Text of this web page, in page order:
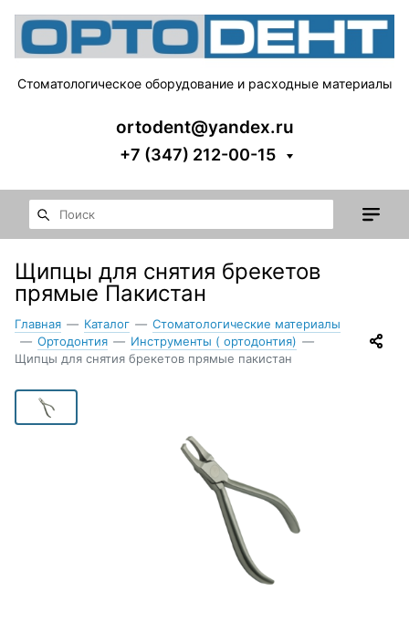
Стоматологическое оборудование и расходные материалы
ortodent@yandex.ru
+7 (347) 212-00-15
Щипцы для снятия брекетов
прямые Пакистан
Главная — Каталог — Стоматологические материалы
— Ортодонтия — Инструменты ( ортодонтия) —
Щипцы для снятия брекетов прямые пакистан